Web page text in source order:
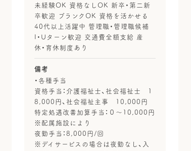
未経験OK 資格なしOK 新卒・第二新
卒歓迎 ブランクOK 資格を活かせる
40代以上活躍中 管理職・管理職候補
I・Uターン歓迎 交通費全額支給 産
休・育休制度あり
備考
・各種手当
資格手当：介護福祉士、社会福祉士 1
8,000円、社会福祉主事 10,000円
特定処遇改善加算手当：０～10,000円
※配属施設により
夜勤手当：8,000円/回
※デイサービスの場合は夜勤なし、入